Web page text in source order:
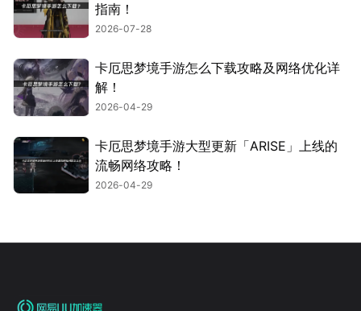
指南！
2026-07-28
卡厄思梦境手游怎么下载攻略及网络优化详
解！
2026-04-29
卡厄思梦境手游大型更新「ARISE」上线的
流畅网络攻略！
2026-04-29